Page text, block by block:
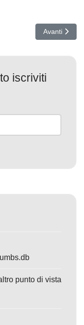
Critica: Gli Hacker
Articolo
Avanti
iscriviti
punto di vista